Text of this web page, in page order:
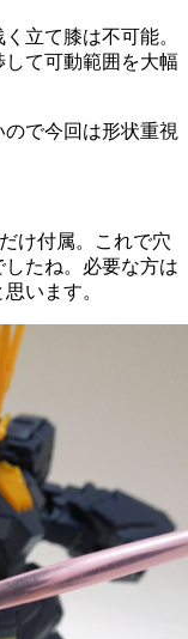
立て膝は不可能。
て可動範囲を大幅
で今回は形状重視
け付属。これで穴
たね。必要な方は
います。